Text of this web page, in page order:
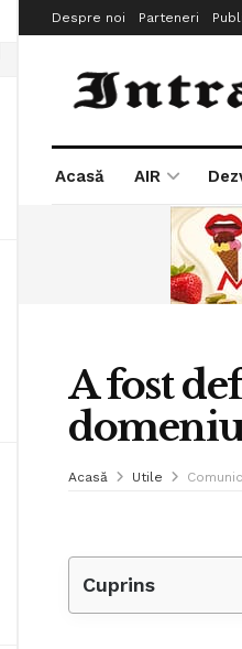
Despre noi Parteneri
Acasă AIR
A fost
Acasă Utile
Cuprins